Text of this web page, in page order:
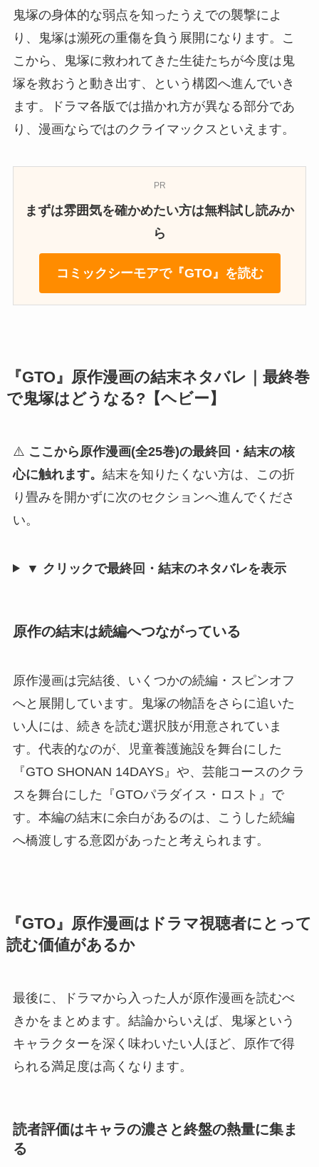
鬼塚の身体的な弱点を知ったうえでの襲撃によ
り、鬼塚は瀕死の重傷を負う展開になります。こ
こから、鬼塚に救われてきた生徒たちが今度は鬼
塚を救おうと動き出す、という構図へ進んでいき
ます。ドラマ各版では描かれ方が異なる部分であ
り、漫画ならではのクライマックスといえます。
PR
まずは雰囲気を確かめたい方は無料試し読みか
ら
コミックシーモアで『GTO』を読む
『GTO』原作漫画の結末ネタバレ｜最終巻
で鬼塚はどうなる?【ヘビー】
⚠️ ここから原作漫画(全25巻)の最終回・結末の核
心に触れます。 結末を知りたくない方は、この折
り畳みを開かずに次のセクションへ進んでくださ
い。
▼ クリックで最終回・結末のネタバレを表示
原作の結末は続編へつながっている
原作漫画は完結後、いくつかの続編・スピンオフ
へと展開しています。鬼塚の物語をさらに追いた
い人には、続きを読む選択肢が用意されていま
す。代表的なのが、児童養護施設を舞台にした
『GTO SHONAN 14DAYS』や、芸能コースのクラ
スを舞台にした『GTOパラダイス・ロスト』で
す。本編の結末に余白があるのは、こうした続編
へ橋渡しする意図があったと考えられます。
『GTO』原作漫画はドラマ視聴者にとって
読む価値があるか
最後に、ドラマから入った人が原作漫画を読むべ
きかをまとめます。結論からいえば、鬼塚という
キャラクターを深く味わいたい人ほど、原作で得
られる満足度は高くなります。
読者評価はキャラの濃さと終盤の熱量に集ま
る